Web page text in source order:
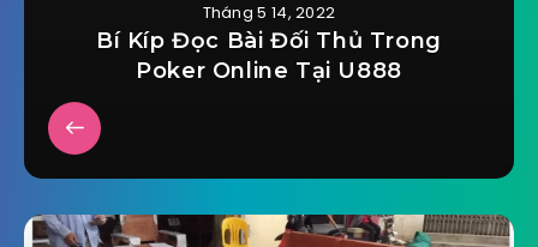
Tháng 5 14, 2022
Bí Kíp Đọc Bài Đối Thủ Trong
Poker Online Tại U888